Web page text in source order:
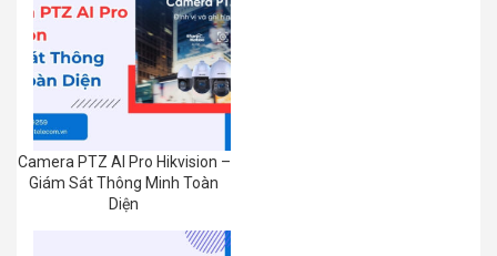
Camera PTZ AI Pro Hikvision –
Giám Sát Thông Minh Toàn
Diện